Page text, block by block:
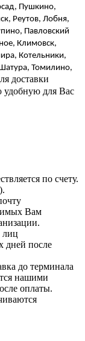
Пушкино,
Реутов, Лобня,
Павловский
Климовск,
Котельники,
Томилино,
доставки
удобную для Вас
по счету.
Вам
лиц
дней после
до терминала
нашими
оплаты.